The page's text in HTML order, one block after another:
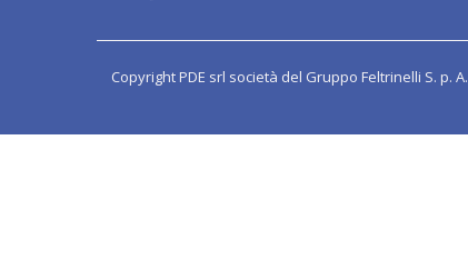
Copyright PDE srl società del Gruppo Feltrinelli S. p. A.